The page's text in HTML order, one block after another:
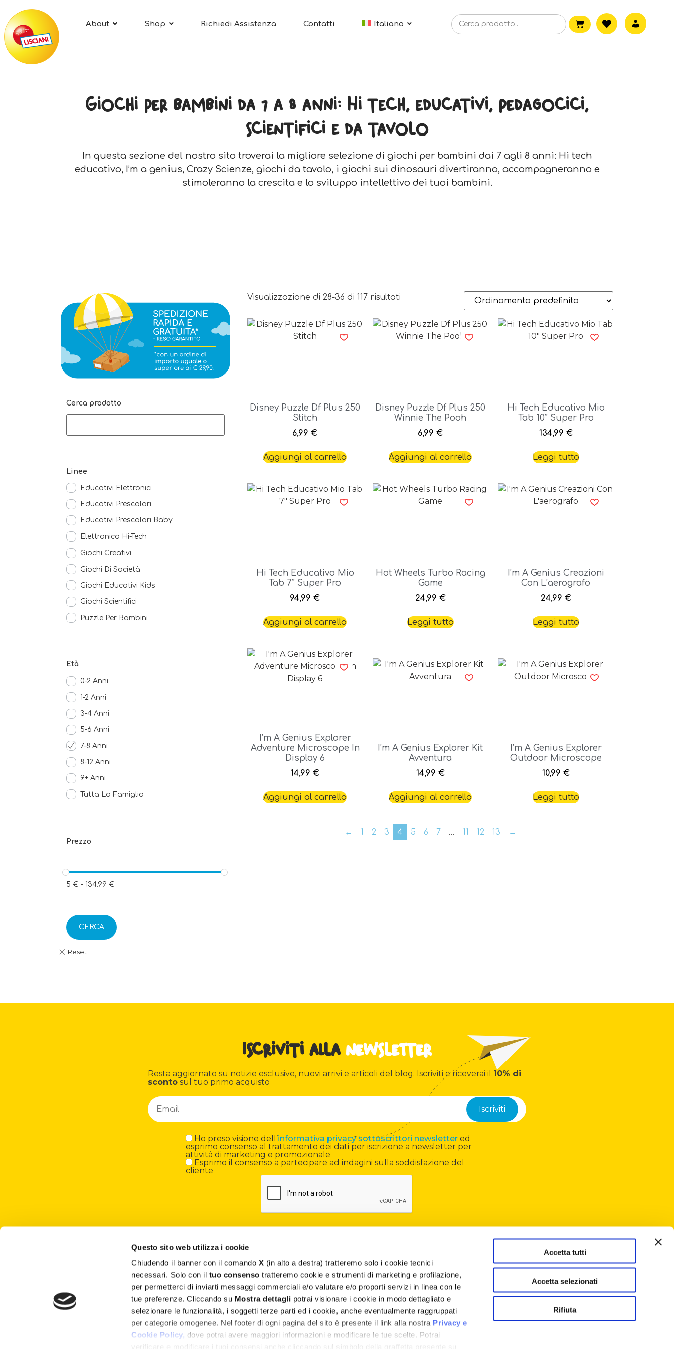
Questo sito web utilizza i cookie
Chiudendo il banner con il comando X (in alto a destra) tratteremo solo i cookie tecnici
necessari. Solo con il tuo consenso tratteremo cookie e strumenti di marketing e profilazione,
per permetterci di inviarti messaggi commerciali e/o valutare e/o proporti servizi in linea con le
tue preferenze. Cliccando su Mostra dettagli potrai visionare i cookie in modo dettagliato e
selezionare le funzionalità, i soggetti terze parti ed i cookie, anche eventualmente raggruppati
per categorie omogenee. Nel footer di ogni pagina del sito è presente il link alla nostra Privacy e
Cookie Policy, dove potrai avere maggiori informazioni e modificare le tue scelte. Potrai
verificare e modificare i tuoi consensi anche cliccando sul simbolo della graffetta presente su
Accetta tutti
Accetta selezionati
Rifiuta
About Shop Richiedi Assistenza Contatti Italiano
Giochi per bambini da 7 a 8 anni: Hi tech, educativi, pedagocici,
scientifici e da tavolo
In questa sezione del nostro sito troverai la migliore selezione di giochi per bambini dai 7 agli 8 anni: Hi tech
educativo, I’m a genius, Crazy Scienze, giochi da tavolo, i giochi sui dinosauri divertiranno, accompagneranno e
stimoleranno la crescita e lo sviluppo intellettivo dei tuoi bambini.
Cerca prodotto
Linee
Educativi Elettronici
Educativi Prescolari
Educativi Prescolari Baby
Elettronica Hi-Tech
Giochi Creativi
Giochi Di Società
Giochi Educativi Kids
Giochi Scientifici
Puzzle Per Bambini
Età
0-2 Anni
1-2 Anni
3-4 Anni
5-6 Anni
7-8 Anni
8-12 Anni
9+ Anni
Tutta La Famiglia
Prezzo
5 € - 134.99 €
CERCA
Visualizzazione di 28-36 di 117 risultati
Disney Puzzle Df Plus 250
Stitch
6,99€
Aggiungi al carrello
Disney Puzzle Df Plus 250
Winnie The Pooh
6,99€
Aggiungi al carrello
Hi Tech Educativo Mio
Tab 10″ Super Pro
134,99 €
Leggi tutto
Hi Tech Educativo Mio
Tab 7″ Super Pro
94,99€
Aggiungi al carrello
Hot Wheels Turbo Racing
Game
24,99 €
Leggi tutto
I’m A Genius Creazioni
Con L’aerografo
24,99 €
Leggi tutto
I’m A Genius Explorer
Adventure Microscope In
Display 6
14,99 €
Aggiungi al carrello
I’m A Genius Explorer Kit
Avventura
14,99 €
Aggiungi al carrello
I’m A Genius Explorer
Outdoor Microscope
10,99 €
Leggi tutto
← 1 2 3 4 5 6 7 … 11 12 13 →
Iscriviti alla newsletter
Resta aggiornato su notizie esclusive, nuovi arrivi e articoli del blog. Iscriviti e riceverai il 10% di
sconto sul tuo primo acquisto
Ho preso visione dell’informativa privacy sottoscrittori newsletter ed
esprimo consenso al trattamento dei dati per iscrizione a newsletter per
attività di marketing e promozionale
Esprimo il consenso a partecipare ad indagini sulla soddisfazione del
cliente
Lisciani TV
Contatti
Assistenza
Termini e Condizioni
Privacy e Cookie Policy